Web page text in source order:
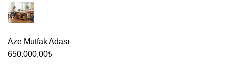
Aze Mutfak Adası
650.000,00₺